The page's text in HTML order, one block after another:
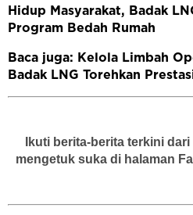
Hidup Masyarakat, Badak
Program Bedah Rumah
Baca juga: Kelola Limbah
Badak LNG Torehkan
Ikuti berita-berita terkini
mengetuk suka di halaman